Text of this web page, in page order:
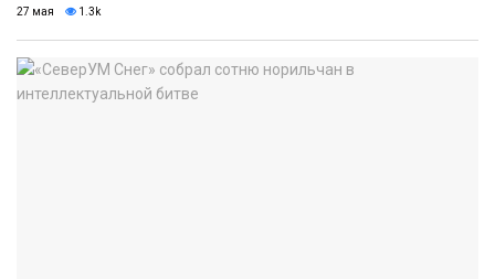
27 мая 1.3k